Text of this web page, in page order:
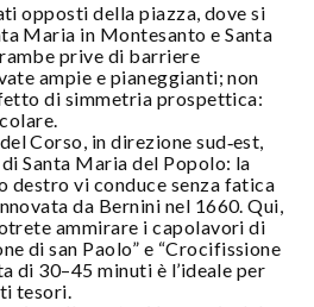
opposti della piazza, dove si
Maria in Montesanto e Santa
prive di barriere
ampie e pianeggianti; non
di simmetria prospettica:
Corso, in direzione sud‑est,
Santa Maria del Popolo: la
destro vi conduce senza fatica
da Bernini nel 1660. Qui,
ammirare i capolavori di
di san Paolo” e “Crocifissione
di 30–45 minuti è l’ideale per
tesori.